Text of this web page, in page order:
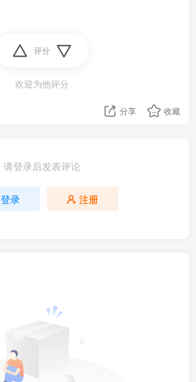
评分
欢迎为他评分
分享 收藏
请登录后发表评论
登录 注册